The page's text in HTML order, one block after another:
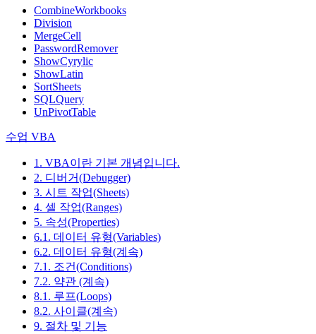
CombineWorkbooks
Division
MergeCell
PasswordRemover
ShowCyrylic
ShowLatin
SortSheets
SQLQuery
UnPivotTable
수업 VBA
1. VBA이란 기본 개념입니다.
2. 디버거(Debugger)
3. 시트 작업(Sheets)
4. 셀 작업(Ranges)
5. 속성(Properties)
6.1. 데이터 유형(Variables)
6.2. 데이터 유형(계속)
7.1. 조건(Conditions)
7.2. 약관 (계속)
8.1. 루프(Loops)
8.2. 사이클(계속)
9. 절차 및 기능